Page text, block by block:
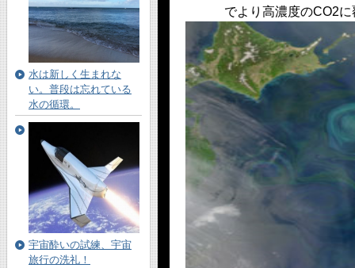
でより高濃度のCO2
水は新しく生まれな
い。普段は忘れている
水の循環。
宇宙酔いの試練、宇宙
旅行の洗礼！